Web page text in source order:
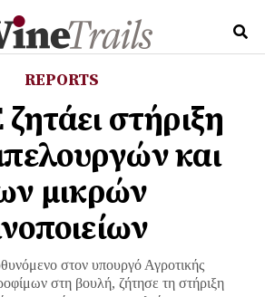
REPORTS
στήριξη
και
μικρών
στον υπουργό Αγροτικής
στη βουλή, ζήτησε τη στήριξη